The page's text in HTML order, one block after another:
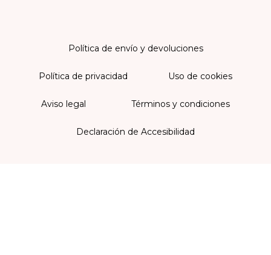
Política de envío y devoluciones
Política de privacidad Uso de cookies
Aviso legal Términos y condiciones
Declaración de Accesibilidad